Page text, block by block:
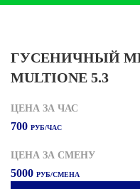
ГУСЕНИЧНЫЙ
MULTIONE 5.3
ЦЕНА ЗА ЧАС
700 РУБ/ЧАС
ЦЕНА ЗА СМЕНУ
5000 РУБ/СМЕНА